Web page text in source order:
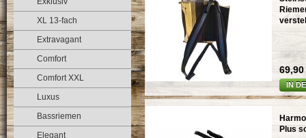
XL 13-fach
Extravagant
Comfort
Comfort XXL
Luxus
Bassriemen
Elegant
69,90
IN
Plus